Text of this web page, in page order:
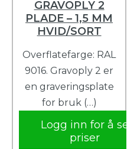
GRAVOPLY 2
PLADE – 1,5 MM
HVID/SORT
Overflatefarge: RAL
9016. Gravoply 2 er
en graveringsplate
for bruk (…)
Logg inn for å se
priser